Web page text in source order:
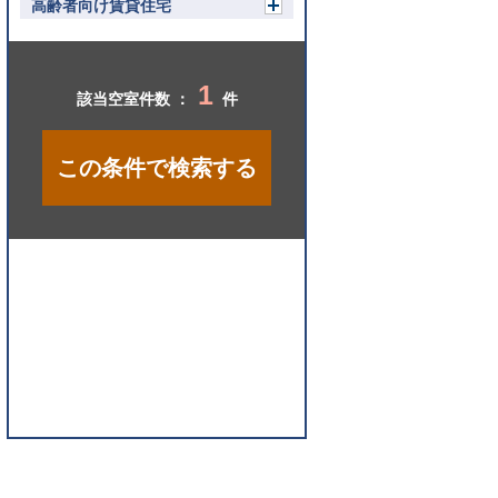
く高齢者向け賃貸住宅
該当空室件数 ： 1 件
この条件で検索する